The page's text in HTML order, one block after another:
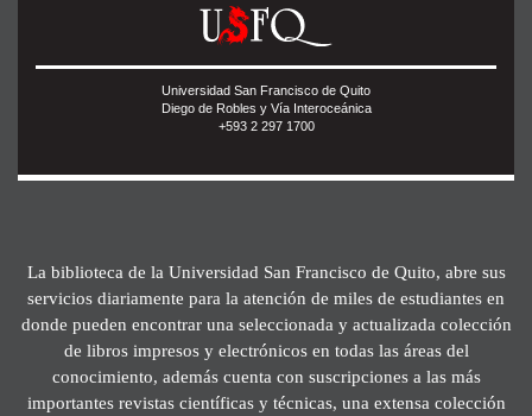
Universidad San Francisco de Quito
Diego de Robles y Vía Interoceánica
+593 2 297 1700
La biblioteca de la Universidad San Francisco de Quito, abre sus
servicios diariamente para la atención de miles de estudiantes en
donde pueden encontrar una seleccionada y actualizada colección
de libros impresos y electrónicos en todas las áreas del
conocimiento, además cuenta con suscripciones a las más
importantes revistas científicas y técnicas, una extensa colección